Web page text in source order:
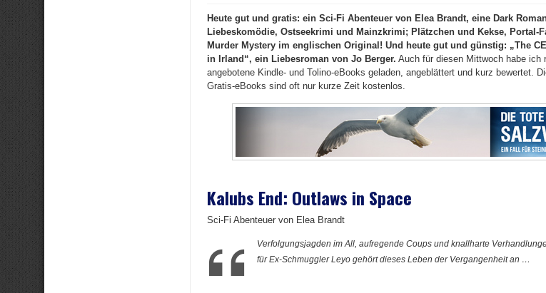
Heute gut und gratis: ein Sci-Fi Abenteuer von Elea Brandt, eine Dark
Liebeskomödie, Ostseekrimi und Mainzkrimi; Plätzchen und Kekse, Portal-
Murder Mystery im englischen Original! Und heute gut und günstig: „The
in Irland“, ein Liebesroman von Jo Berger. Auch für diesen Mittwoch habe ich
angebotene Kindle- und Tolino-eBooks geladen, angeblättert und kurz bewertet.
Gratis-eBooks sind oft nur kurze Zeit kostenlos.
Kalubs End: Outlaws in Space
Sci-Fi Abenteuer von Elea Brandt
Verfolgungsjagden im All, aufregende Coups und knallharte
für Ex-Schmuggler Leyo gehört dieses Leben der Vergangenheit an …